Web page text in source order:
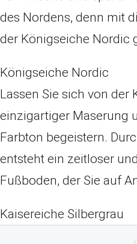
des Nordens, denn mit
der Königseiche Nordic
Königseiche Nordic
Lassen Sie sich von der
einzigartiger Maserung
Farbton begeistern.
entsteht ein zeitloser
Fußboden, der Sie auf
Kaisereiche Silbergrau